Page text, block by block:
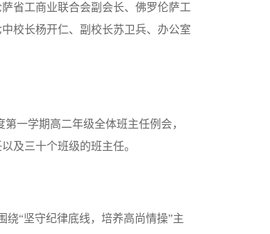
省工商业联合会副会长、佛罗伦萨工
校长杨开仁、副校长苏卫兵、办公室
第一学期高二年级全体班主任例会，
及三十个班级的班主任。
绕“坚守纪律底线，培养高尚情操”主